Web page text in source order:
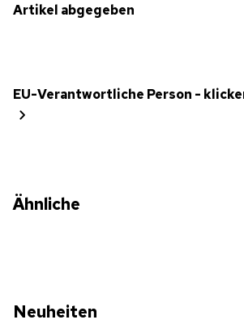
Artikel abgegeben
EU-Verantwortliche Person -
Ähnliche
Neuheiten